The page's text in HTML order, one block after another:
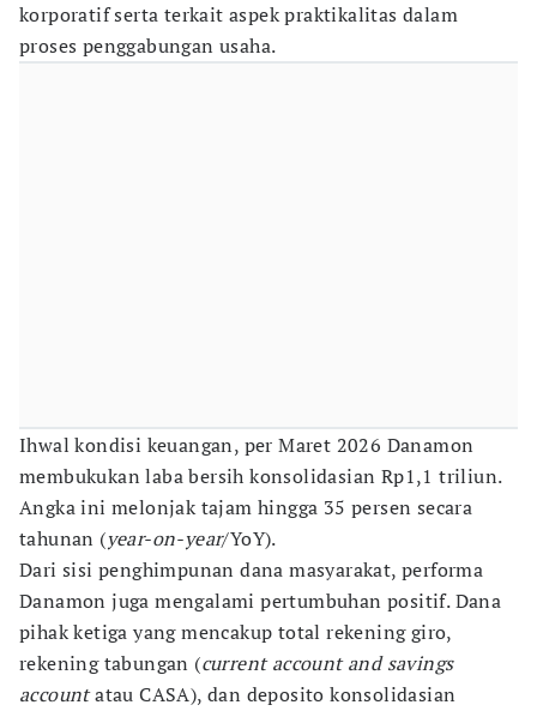
korporatif serta terkait aspek praktikalitas dalam
proses penggabungan usaha.
Ihwal kondisi keuangan, per Maret 2026 Danamon
membukukan laba bersih konsolidasian Rp1,1 triliun.
Angka ini melonjak tajam hingga 35 persen secara
tahunan (year-on-year/YoY).
Dari sisi penghimpunan dana masyarakat, performa
Danamon juga mengalami pertumbuhan positif. Dana
pihak ketiga yang mencakup total rekening giro,
rekening tabungan (current account and savings
accountatau CASA), dan deposito konsolidasian